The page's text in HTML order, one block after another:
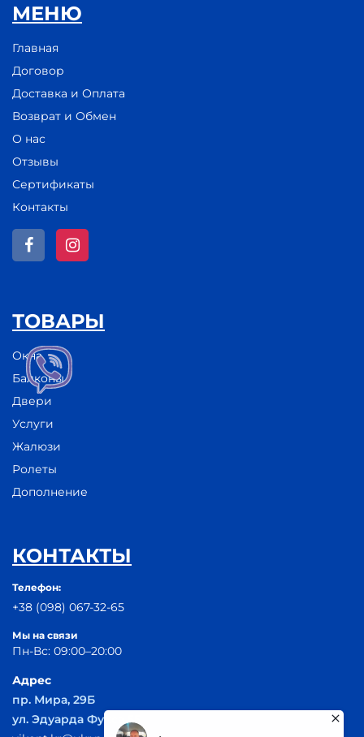
МЕНЮ
Главная
Договор
Доставка и Оплата
Возврат и Обмен
О нас
Отзывы
Сертификаты
Контакты
ТОВАРЫ
Окна
Балконы
Двери
Услуги
Жалюзи
Ролеты
Дополнение
КОНТАКТЫ
Телефон:
+38 (098) 067-32-65
Мы на связи
Пн-Вс: 09:00–20:00
Адрес
пр. Мира, 29Б
ул. Эдуарда Фукса 55